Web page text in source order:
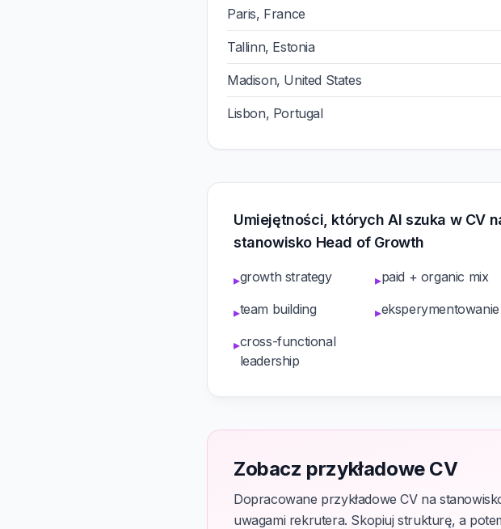
Paris, France
Tallinn, Estonia
Madison, United States
Lisbon, Portugal
Umiejętności, których AI szuka w CV
stanowisko Head of Growth
▸growth strategy ▸paid + organic mix
▸team building ▸eksperymentowanie
▸cross-functional
leadership
Zobacz przykładowe CV
Dopracowane przykładowe CV na
uwagami rekrutera. Skopiuj strukturę, a